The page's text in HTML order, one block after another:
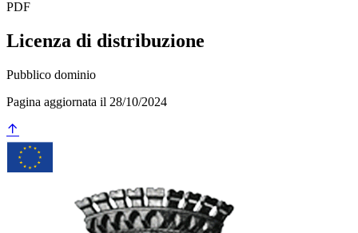
PDF
Licenza di distribuzione
Pubblico dominio
Pagina aggiornata il 28/10/2024